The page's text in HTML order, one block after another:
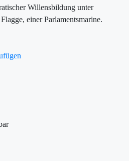
Willensbildung unter
einer Parlamentsmarine.